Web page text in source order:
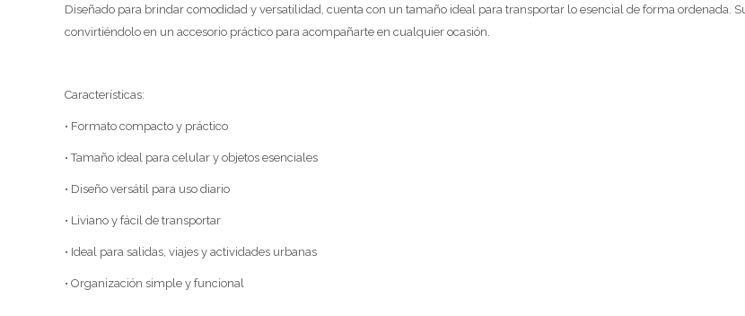
Diseñado para brindar comodidad y versatilidad, cuenta con un tamaño ideal para transportar lo esencial de forma ordenada.
convirtiéndolo en un accesorio práctico para acompañarte en cualquier ocasión.
Características:
• Formato compacto y práctico
• Tamaño ideal para celular y objetos esenciales
• Diseño versátil para uso diario
• Liviano y fácil de transportar
• Ideal para salidas, viajes y actividades urbanas
• Organización simple y funcional